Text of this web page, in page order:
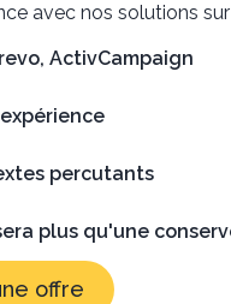
avec nos solutions
ActivCampaign
percutants
plus qu'une
offre